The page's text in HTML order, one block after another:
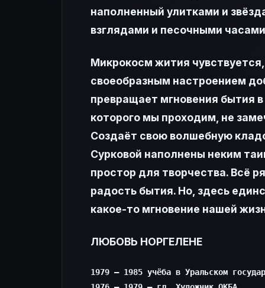
наполненный улитками и
взглядами и песочными
Микрокосм жития
своеобразным настроением
превращает мгновения бытия
которого мы проходим, не
Создаёт свою волшебную
Сурковой наполнены неким
простор для творчества. Всё
радость бытия. Но, здесь
какое-то мгновение нашей
ЛЮБОВЬ НОРГЕЛЕНЕ
1979 – 1985 учёба в Уральском